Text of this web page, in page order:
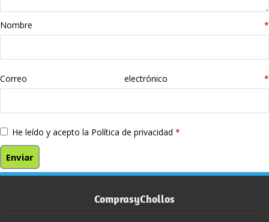
libros
Nombre *
Correo electrónico *
He leído y acepto la Política de privacidad *
ComprasyChollos